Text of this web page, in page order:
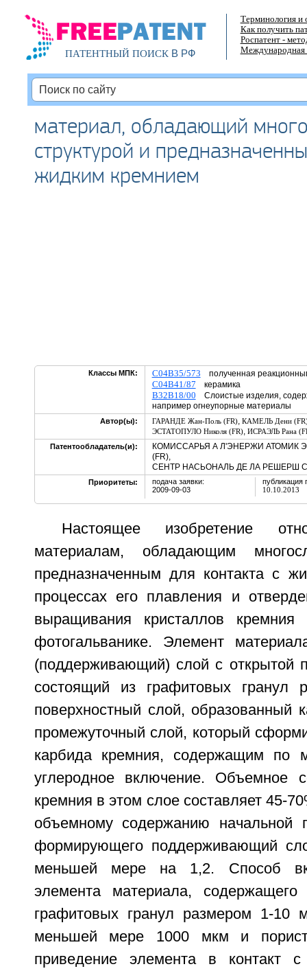
ПАТЕНТНЫЙ ПОИСКВ РФ
Терминология и
Как получить
Роспатент -
Международная
материал, обладающий
структурой и
жидким кремнием
Классы МПК: C04B35/573 полученная
C04B41/87 керамика
B32B18/00 Слоистые изделия,
например огнеупорные материалы
Автор(ы): ГАРАНДЕ Жан-Поль (FR), КАМЕЛЬ Дени
ЭСТАТОПУЛО Николя (FR), ИСРАЭЛЬ Рана
Патентообладатель(и):
КОМИССАРЬЯ А Л'ЭНЕРЖИ АТОМИК
(FR),
СЕНТР НАСЬОНАЛЬ ДЕ ЛА РЕШЕРШ
Приоритеты:
подача заявки:
2009-09-03
публикация
10.10.2013
Настоящее изобретение
материалам, обладающим
предназначенным для контакта с
процессах его плавления и
выращивания кристаллов
фотогальванике. Элемент
(поддерживающий) слой с открытой
состоящий из графитовых гранул
поверхностный слой, образованный
промежуточный слой, который
карбида кремния, содержащим по
углеродное включение. Объемное
кремния в этом слое составляет 45-
объемному содержанию начальной
формирующего поддерживающий
меньшей мере на 1,2. Способ
элемента материала,
графитовых гранул размером 1-10
меньшей мере 1000 мкм и
приведение элемента в контакт